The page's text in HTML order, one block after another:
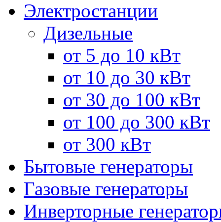
Электростанции
Дизельные
от 5 до 10 кВт
от 10 до 30 кВт
от 30 до 100 кВт
от 100 до 300 кВт
от 300 кВт
Бытовые генераторы
Газовые генераторы
Инверторные